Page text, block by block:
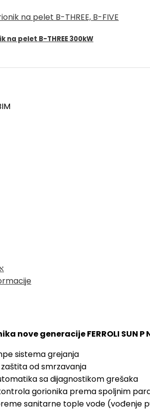
na pelet B-THREE 300kW
nove generacije FERROLI SUN P
sistema grejanja
od smrzavanja
sa dijagnostikom grešaka
gorionika prema spoljnim
sanitarne tople vode (vođenje